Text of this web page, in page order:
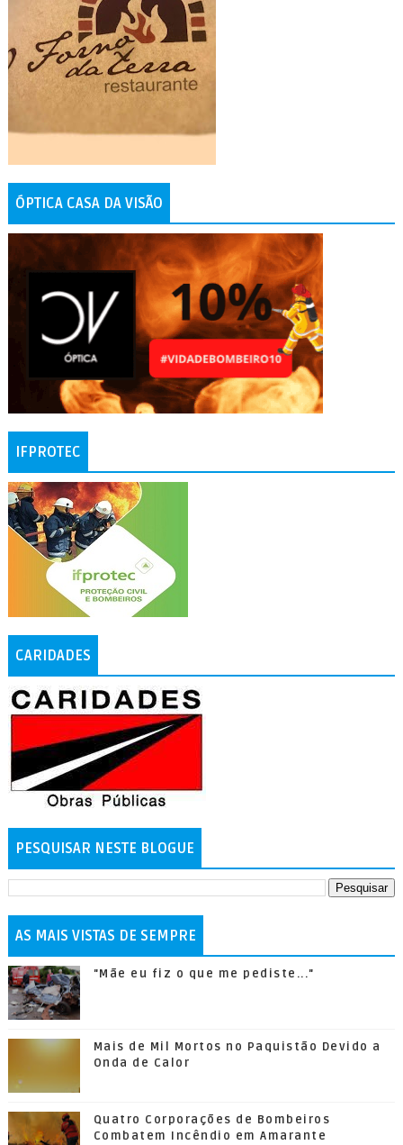
ÓPTICA CASA DA VISÃO
IFPROTEC
CARIDADES
PESQUISAR NESTE BLOGUE
AS MAIS VISTAS DE SEMPRE
"Mãe eu fiz o que me pediste..."
Mais de Mil Mortos no Paquistão Devido a
Onda de Calor
Quatro Corporações de Bombeiros
Combatem Incêndio em Amarante